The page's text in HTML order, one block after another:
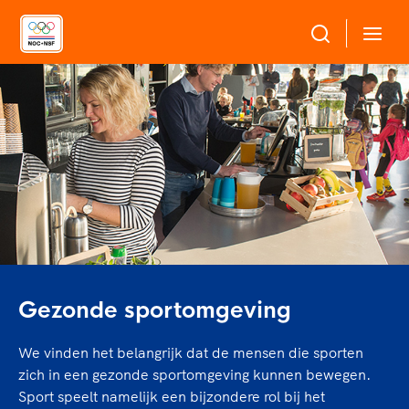
Over NOC*NSF
Sportagenda 2032
Leden
Algemene Vergadering
Raad van Toezicht en Bestuur
Merkbescherming NOC*NSF
Geven aan Sport
Sportdeelname
Bonden en professionals in de sport
Beleidsmedewerkers
Coördinatoren en opleiders
Officials
Topsport
Voor talentvolle sporters
Atletencommissie
Paralympische Talentdag
Voor bonden
Pers
Gezonde sportomgeving
We vinden het belangrijk dat de mensen die sporten
zich in een gezonde sportomgeving kunnen bewegen.
Sport speelt namelijk een bijzondere rol bij het